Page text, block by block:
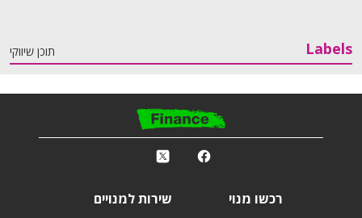
Labels תוכן שיווקי
רכשו מנוי
שירות למנויים